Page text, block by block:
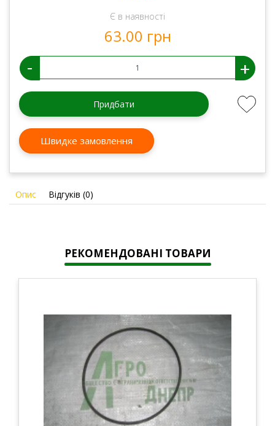
Є в наявності
63.00 грн
- +
Придбати
Швидке замовлення
Опис Відгуків (0)
РЕКОМЕНДОВАНІ ТОВАРИ